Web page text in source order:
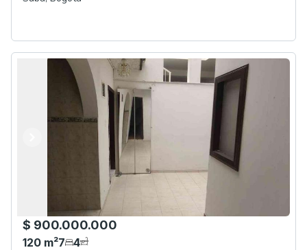
$ 900.000.000
120 m²7 4